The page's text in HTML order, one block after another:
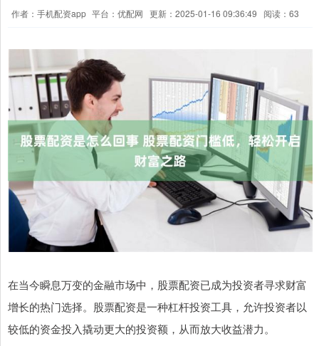
作者：手机配资app 平台：优配网 更新：2025-01-16 09:36:49 阅读：63
在当今瞬息万变的金融市场中，股票配资已成为投资者寻求财富
增长的热门选择。股票配资是一种杠杆投资工具，允许投资者以
较低的资金投入撬动更大的投资额，从而放大收益潜力。